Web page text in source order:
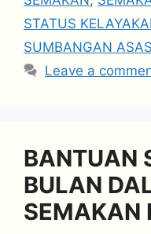
STATUS
SUMBANGAN
Leave a
BANTUAN
BULAN
SEMAKAN